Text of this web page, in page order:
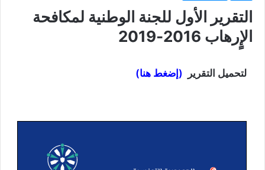
التقرير الأول للجنة الوطنية لمكافحة
الإٍرهاب 2016-2019
لتحميل التقرير (إضغط هنا)